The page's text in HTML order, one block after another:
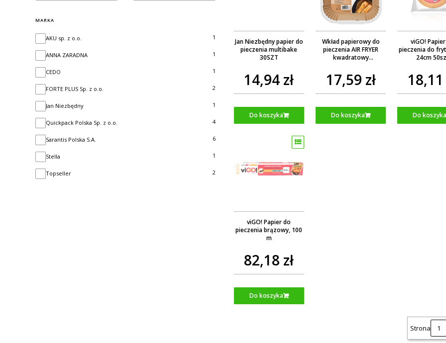
MARKA
MarkaAKU sp. z o.o. 1
ANNA ZARADNA 1
CEDO 1
FORTE PLUS Sp. z o.o. 2
Jan Niezbędny 1
Quickpack Polska Sp. z o.o. 4
Sarantis Polska S.A. 6
Stella 1
Topseller 2
Jan Niezbędny papier do
pieczenia multibake
30SZT
14,94 zł
Do koszyka
Wkład papierowy do
pieczenia AIR FRYER
kwadratowy
sztuk CLARINA
17,59 zł
Do koszyka
viGO!
pieczenia do
24cm
18,11
Do
viGO! Papier do
pieczenia brązowy, 100
m
82,18 zł
Do koszyka
Strona